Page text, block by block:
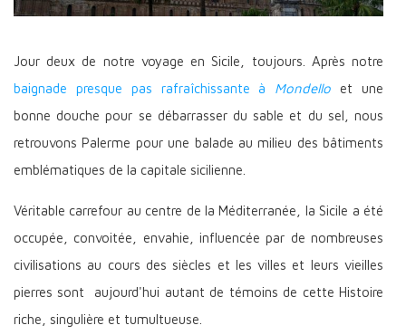
Jour deux de notre voyage en Sicile, toujours. Après notre
baignade presque pas rafraîchissante à Mondello et une
bonne douche pour se débarrasser du sable et du sel, nous
retrouvons Palerme pour une balade au milieu des bâtiments
emblématiques de la capitale sicilienne.
Véritable carrefour au centre de la Méditerranée, la Sicile a été
occupée, convoitée, envahie, influencée par de nombreuses
civilisations au cours des siècles et les villes et leurs vieilles
pierres sont aujourd'hui autant de témoins de cette Histoire
riche, singulière et tumultueuse.